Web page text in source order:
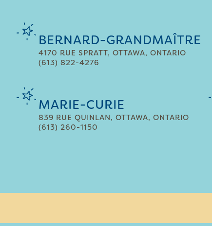
BERNARD-GRANDMAÎTRE
4170 RUE SPRATT, OTTAWA, ONTARIO
(613) 822-4276
MARIE-CURIE
839 RUE QUINLAN, OTTAWA, ONTARIO
(613) 260-1150